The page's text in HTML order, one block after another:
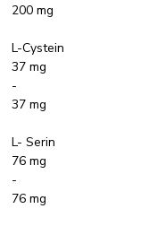
200 mg
L-Cystein
37 mg
-
37 mg
L- Serin
76 mg
-
76 mg